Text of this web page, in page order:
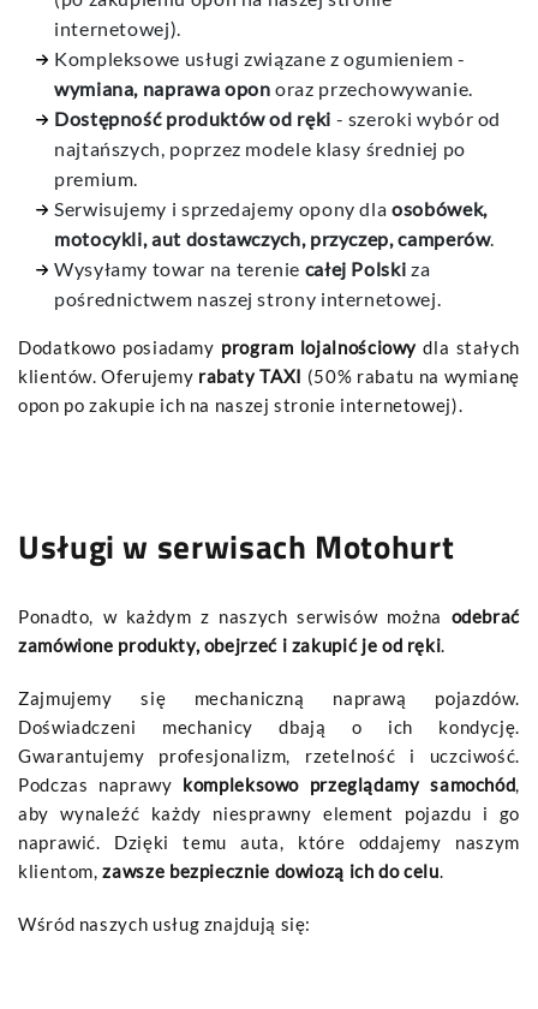
internetowej).
Kompleksowe usługi związane z ogumieniem -
wymiana, naprawa opon oraz przechowywanie.
Dostępność produktów od ręki - szeroki wybór od
najtańszych, poprzez modele klasy średniej po
premium.
Serwisujemy i sprzedajemy opony dlaosobówek,
motocykli, aut dostawczych, przyczep, camperów.
Wysyłamy towar na terenie całej Polski za
pośrednictwem naszej strony internetowej.
Dodatkowo posiadamy program lojalnościowy dla stałych
klientów. Oferujemy rabaty TAXI (50% rabatu na wymianę
opon po zakupie ich na naszej stronie internetowej).
Usługi w serwisach Motohurt
Ponadto, w każdym z naszych serwisów można odebrać
zamówione produkty, obejrzeć i zakupić je od ręki
Zajmujemy się mechaniczną naprawą pojazdów.
Doświadczeni mechanicy dbają o ich kondycję.
Gwarantujemy profesjonalizm, rzetelność i uczciwość.
Podczas naprawy kompleksowo przeglądamy samochód
aby wynaleźć każdy niesprawny element pojazdu i go
naprawić. Dzięki temu auta, które oddajemy naszym
klientom,zawsze bezpiecznie dowiozą ich do celu
Wśród naszych usług znajdują się: